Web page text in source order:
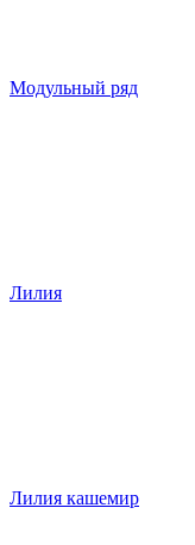
Модульный ряд
Лилия
Лилия кашемир